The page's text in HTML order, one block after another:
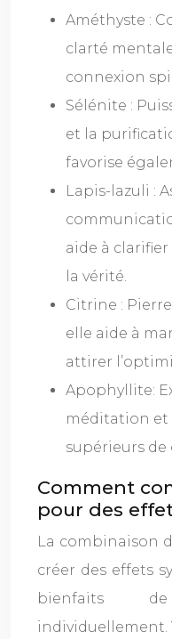
Améthyste :
clarté
connexion
Sélénite :
et la
favorise
Lapis-lazuli :
aide à
la vérité.
Citrine :
elle aide à
attirer
Apophyllite:
méditation et
supérieurs de
Comment
pour des
La combinaison
créer des effets
bienfaits
individuellement.